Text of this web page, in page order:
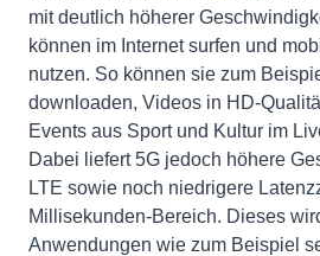
mit deutlich höherer
können im Internet surfen und
nutzen. So können sie zum
downloaden, Videos in HD-
Events aus Sport und Kultur im
Dabei liefert 5G jedoch höhere
LTE sowie noch niedrigere
Millisekunden-Bereich. Dieses
Anwendungen wie zum Beispiel